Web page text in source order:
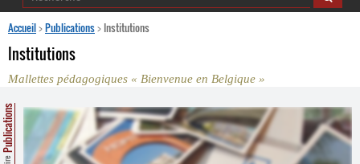
Regards croisés
Ressources pédagogiques
Accueil>Publications> Institutions
Institutions
Mallettes pédagogiques « Bienvenue en Belgique »
Publications